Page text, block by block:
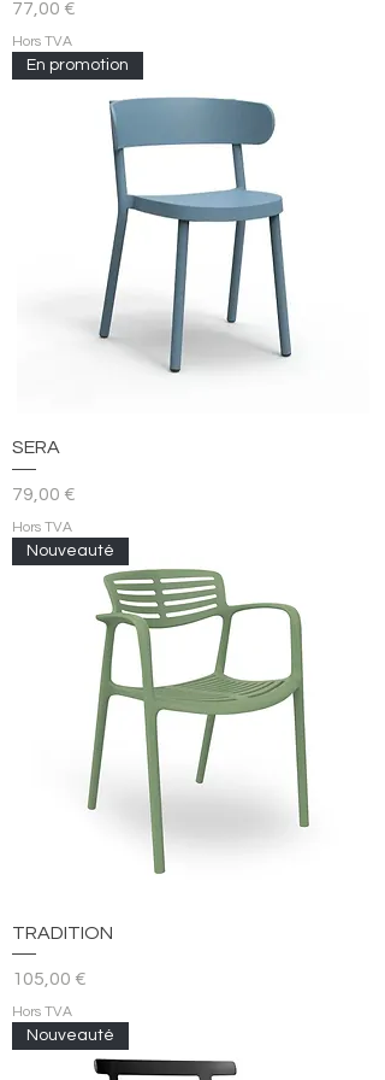
Prix
77,00 €
Hors TVA
En promotion
SERA
Prix
79,00 €
Hors TVA
Nouveauté
TRADITION
Prix
105,00 €
Hors TVA
Nouveauté